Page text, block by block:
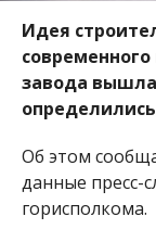
Идея
завода вышла
Об этом
данные пресс-
горисполкома.